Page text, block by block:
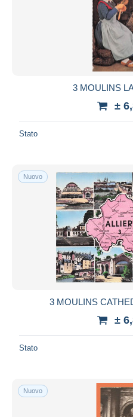
3 MOULINS
±
Stato
Nuovo
3 MOULINS
±
Stato
Nuovo